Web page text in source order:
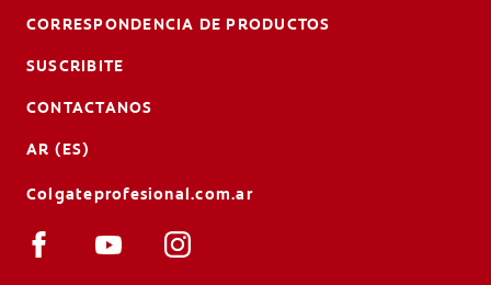
CORRESPONDENCIA DE PRODUCTOS
SUSCRIBITE
CONTACTANOS
AR (ES)
Colgateprofesional.com.ar